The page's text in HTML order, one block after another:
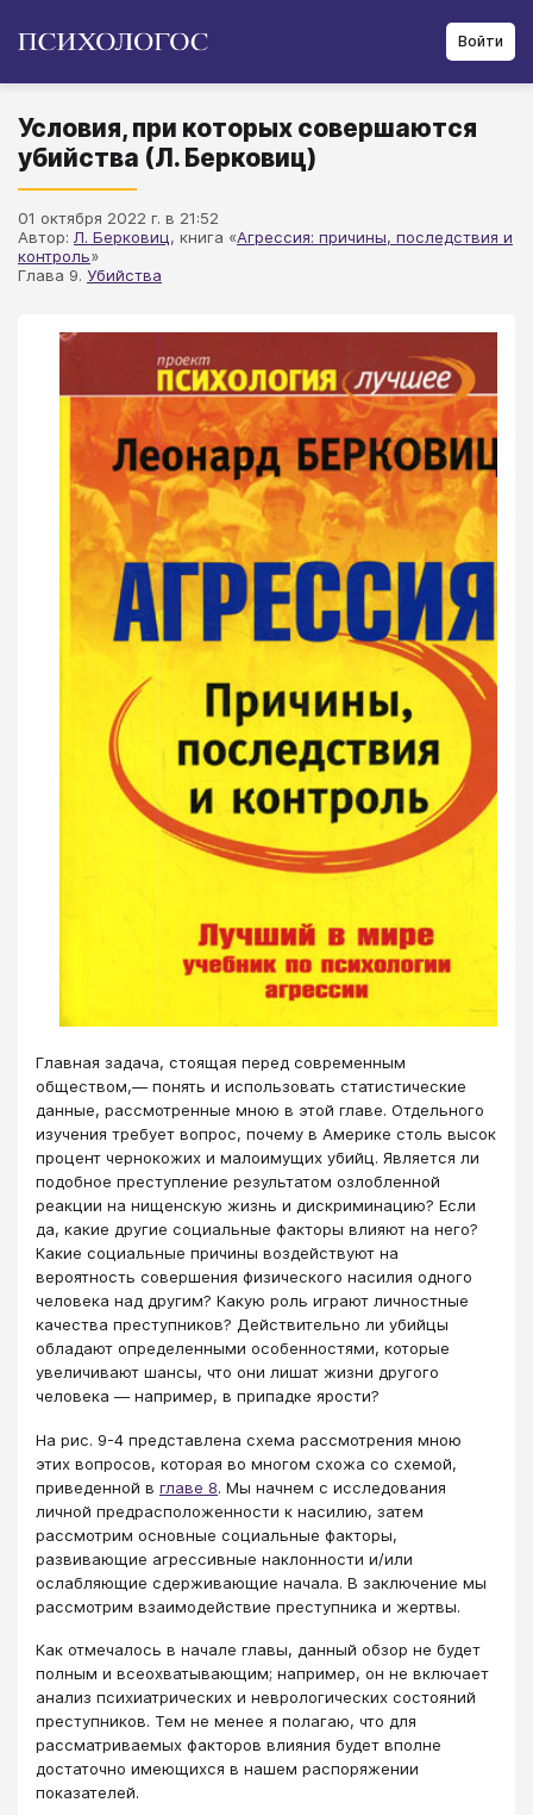
Войти
Условия, при которых совершаются
убийства (Л. Берковиц)
01 октября 2022 г. в 21:52
Автор: Л. Берковиц, книга «Агрессия: причины, последствия и
контроль»
Глава 9. Убийства
Главная задача, стоящая перед современным
обществом,— понять и использовать статистические
данные, рассмотренные мною в этой главе. Отдельного
изучения требует вопрос, почему в Америке столь высок
процент чернокожих и малоимущих убийц. Является ли
подобное преступление результатом озлобленной
реакции на нищенскую жизнь и дискриминацию? Если
да, какие другие социальные факторы влияют на него?
Какие социальные причины воздействуют на
вероятность совершения физического насилия одного
человека над другим? Какую роль играют личностные
качества преступников? Действительно ли убийцы
обладают определенными особенностями, которые
увеличивают шансы, что они лишат жизни другого
человека — например, в припадке ярости?
На рис. 9-4 представлена схема рассмотрения мною
этих вопросов, которая во многом схожа со схемой,
приведенной в главе 8. Мы начнем с исследования
личной предрасположенности к насилию, затем
рассмотрим основные социальные факторы,
развивающие агрессивные наклонности и/или
ослабляющие сдерживающие начала. В заключение мы
рассмотрим взаимодействие преступника и жертвы.
Как отмечалось в начале главы, данный обзор не будет
полным и всеохватывающим; например, он не включает
анализ психиатрических и неврологических состояний
преступников. Тем не менее я полагаю, что для
рассматриваемых факторов влияния будет вполне
достаточно имеющихся в нашем распоряжении
показателей.